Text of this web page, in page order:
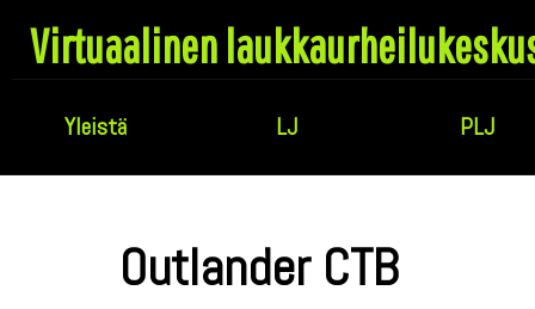
Virtuaalinen
Yleistä LJ PLJ
Outlander CTB